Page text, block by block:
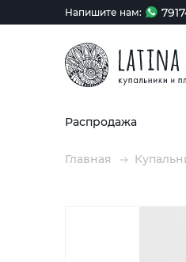
Напишите нам:
Распродажа
Главная